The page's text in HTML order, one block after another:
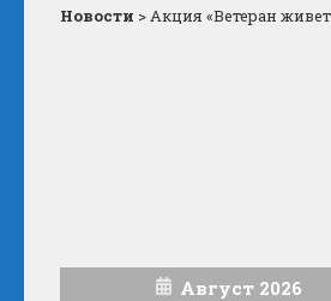
Новости >Акция «Ветеран
Август 2026